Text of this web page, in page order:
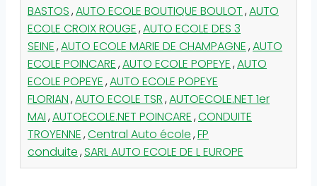
BASTOS,AUTO ECOLE BOUTIQUE BOULOT,AUTO
ECOLE CROIX ROUGE,AUTO ECOLE DES 3
SEINE,AUTO ECOLE MARIE DE CHAMPAGNE,AUTO
ECOLE POINCARE,AUTO ECOLE POPEYE,AUTO
ECOLE POPEYE,AUTO ECOLE POPEYE
FLORIAN,AUTO ECOLE TSR,AUTOECOLE.NET 1er
MAI,AUTOECOLE.NET POINCARE,CONDUITE
TROYENNE,Central Auto école,FP
conduite,SARL AUTO ECOLE DE L EUROPE